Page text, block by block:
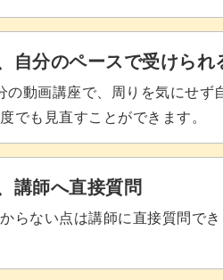
自分のペースで受けられ
の動画講座で、周りを気にせず
でも見直すことができます。
講師へ直接質問
らない点は講師に直接質問で